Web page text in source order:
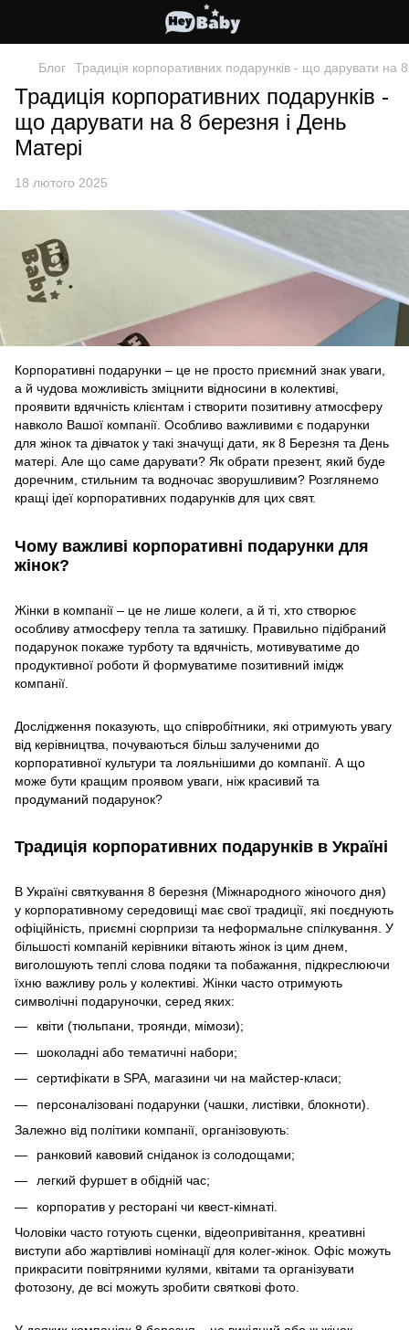
Блог Традиція корпоративних подарунків - що дарувати на
Традиція корпоративних подарунків -
що дарувати на 8 березня і День
Матері
18 лютого 2025
Корпоративні подарунки – це не просто приємний знак уваги,
а й чудова можливість зміцнити відносини в колективі,
проявити вдячність клієнтам і створити позитивну атмосферу
навколо Вашої компанії. Особливо важливими є подарунки
для жінок та дівчаток у такі значущі дати, як 8 Березня та День
матері. Але що саме дарувати? Як обрати презент, який буде
доречним, стильним та водночас зворушливим? Розглянемо
кращі ідеї корпоративних подарунків для цих свят.
Чому важливі корпоративні подарунки для
жінок?
Жінки в компанії – це не лише колеги, а й ті, хто створює
особливу атмосферу тепла та затишку. Правильно підібраний
подарунок покаже турботу та вдячність, мотивуватиме до
продуктивної роботи й формуватиме позитивний імідж
компанії.
Дослідження показують, що співробітники, які отримують увагу
від керівництва, почуваються більш залученими до
корпоративної культури та лояльнішими до компанії. А що
може бути кращим проявом уваги, ніж красивий та
продуманий подарунок?
Традиція корпоративних подарунків в Україні
В Україні святкування 8 березня (Міжнародного жіночого дня)
у корпоративному середовищі має свої традиції, які поєднують
офіційність, приємні сюрпризи та неформальне спілкування. У
більшості компаній керівники вітають жінок із цим днем,
виголошують теплі слова подяки та побажання, підкреслюючи
їхню важливу роль у колективі. Жінки часто отримують
символічні подаруночки, серед яких:
квіти (тюльпани, троянди, мімози);
шоколадні або тематичні набори;
сертифікати в SPA, магазини чи на майстер-класи;
персоналізовані подарунки (чашки, листівки, блокноти).
Залежно від політики компанії, організовують:
ранковий кавовий сніданок із солодощами;
легкий фуршет в обідній час;
корпоратив у ресторані чи квест-кімнаті.
Чоловіки часто готують сценки, відеопривітання, креативні
виступи або жартівливі номінації для колег-жінок. Офіс можуть
прикрасити повітряними кулями, квітами та організувати
фотозону, де всі можуть зробити святкові фото.